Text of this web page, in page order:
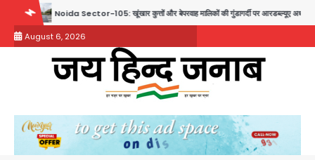
content
105: खूंखार कुत्तों और बेपरवाह मालिकों की गुंडागर्दी पर आरडब्ल्यूए अध्यक्ष दिव्य कृष्णात्रेय का करारा हमला,
August 6, 2026